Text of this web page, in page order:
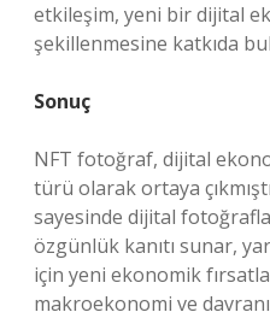
etkileşim, yeni bir dijital
şekillenmesine katkıda
Sonuç
NFT fotoğraf, dijital
türü olarak ortaya
sayesinde dijital
özgünlük kanıtı sunar,
için yeni ekonomik
makroekonomi ve